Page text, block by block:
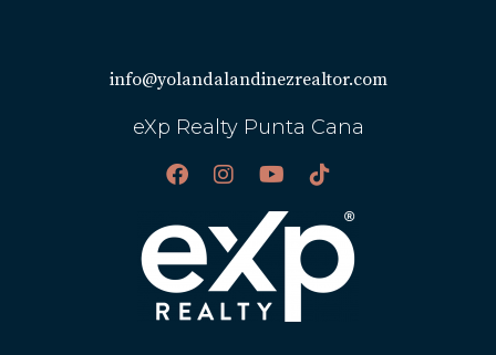
info@yolandalandinezrealtor.com
eXp Realty Punta Cana